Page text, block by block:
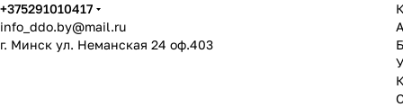
+375291010417
info_ddo.by@mail.ru
г. Минск ул. Неманская 24 оф.403